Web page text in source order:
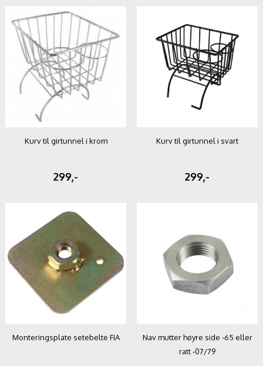
Kurv til girtunnel i krom
299,-
Kurv til girtunnel i svart
299,-
Monteringsplate setebelte FIA
Nav mutter høyre side -65 eller
ratt -07/79